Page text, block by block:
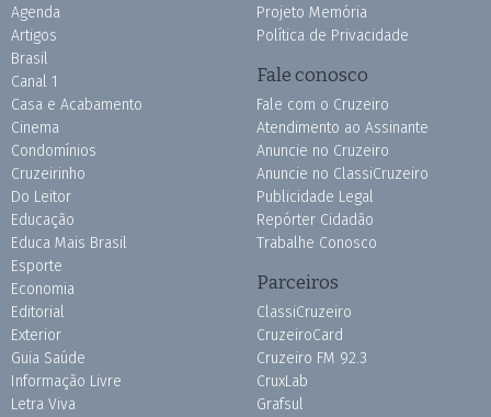
Agenda
Artigos
Brasil
Canal 1
Casa e Acabamento
Cinema
Condomínios
Cruzeirinho
Do Leitor
Educação
Educa Mais Brasil
Esporte
Economia
Editorial
Exterior
Guia Saúde
Informação Livre
Letra Viva
Projeto Memória
Política de Privacidade
Fale conosco
Fale com o Cruzeiro
Atendimento ao Assinante
Anuncie no Cruzeiro
Anuncie no ClassiCruzeiro
Publicidade Legal
Repórter Cidadão
Trabalhe Conosco
Parceiros
ClassiCruzeiro
CruzeiroCard
Cruzeiro FM 92.3
CruxLab
Grafsul